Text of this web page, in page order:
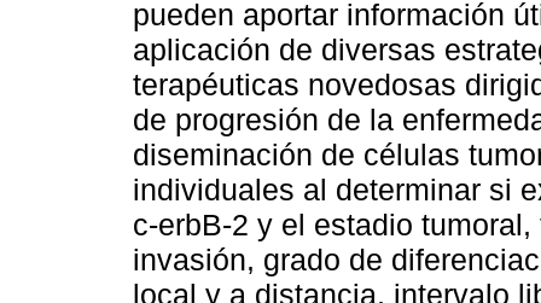
pueden aportar información
aplicación de diversas
terapéuticas novedosas
de progresión de la
diseminación de células
individuales al determinar si
c-erbB-2 y el estadio
invasión, grado de
local y a distancia, intervalo